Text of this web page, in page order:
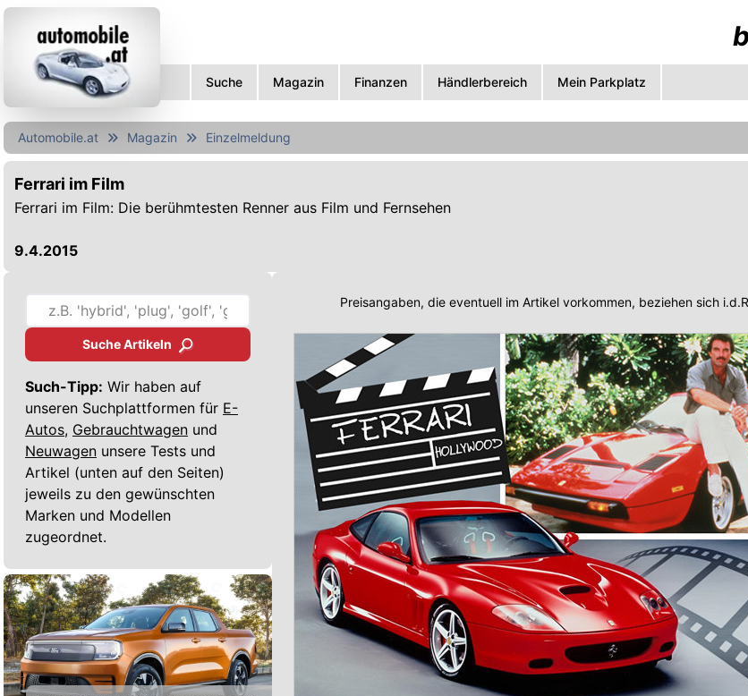
Suche Magazin Finanzen Händlerbereich Mein Parkplatz
Automobile.at Magazin Einzelmeldung
Ferrari im Film
Ferrari im Film: Die berühmtesten Renner aus Film und Fernsehen
9.4.2015
Suche Artikeln
Such-Tipp: Wir haben auf
unseren Suchplattformen für E-
Autos, Gebrauchtwagen und
Neuwagen unsere Tests und
Artikel (unten auf den Seiten)
jeweils zu den gewünschten
Marken und Modellen
zugeordnet.
Preisangaben, die eventuell im Artikel vorkommen, beziehen sich